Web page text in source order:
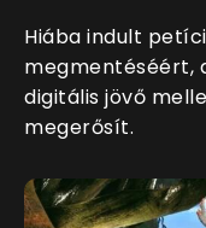
Hiába indult
megmentéséért,
digitális jövő
megerősít.